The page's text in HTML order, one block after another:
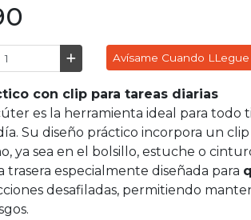
Avísame Cuando LLegue
con clip para tareas diarias
es la herramienta ideal para todo
Su diseño práctico incorpora un
ya sea en el bolsillo, estuche o
trasera especialmente diseñada para
desafiladas, permitiendo